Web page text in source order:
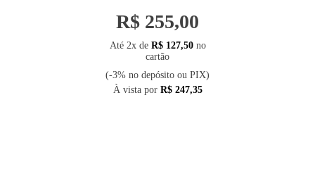
R$ 255,00
Até 2x de R$ 127,50no
cartão
(-3% no depósito ou PIX)
À vista por R$ 247,35